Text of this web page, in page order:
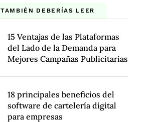
TAMBIÉN DEBERÍAS LEER
15 Ventajas de las Plataformas
del Lado de la Demanda para
Mejores Campañas Publicitarias
18 principales beneficios del
software de cartelería digital
para empresas